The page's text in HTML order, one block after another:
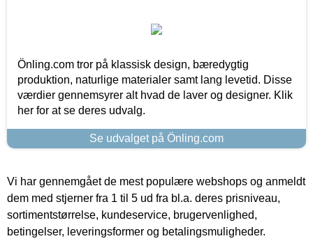
Önling.com tror på klassisk design, bæredygtig
produktion, naturlige materialer samt lang levetid. Disse
værdier gennemsyrer alt hvad de laver og designer. Klik
her for at se deres udvalg.
Se udvalget på Önling.com
Vi har gennemgået de mest populære webshops og anmeldt
dem med stjerner fra 1 til 5 ud fra bl.a. deres prisniveau,
sortimentstørrelse, kundeservice, brugervenlighed,
betingelser, leveringsformer og betalingsmuligheder.